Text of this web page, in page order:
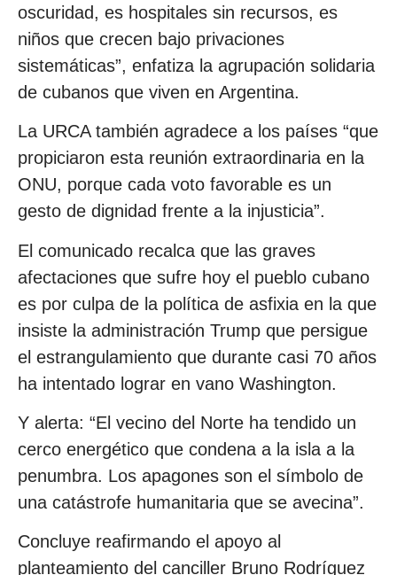
oscuridad, es hospitales sin recursos, es
niños que crecen bajo privaciones
sistemáticas”, enfatiza la agrupación solidaria
de cubanos que viven en Argentina.
La URCA también agradece a los países “que
propiciaron esta reunión extraordinaria en la
ONU, porque cada voto favorable es un
gesto de dignidad frente a la injusticia”.
El comunicado recalca que las graves
afectaciones que sufre hoy el pueblo cubano
es por culpa de la política de asfixia en la que
insiste la administración Trump que persigue
el estrangulamiento que durante casi 70 años
ha intentado lograr en vano Washington.
Y alerta: “El vecino del Norte ha tendido un
cerco energético que condena a la isla a la
penumbra. Los apagones son el símbolo de
una catástrofe humanitaria que se avecina”.
Concluye reafirmando el apoyo al
planteamiento del canciller Bruno Rodríguez